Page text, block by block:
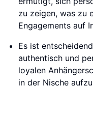
zu zeigen, was zu
Engagements auf
Es ist
authentisch und
loyalen
in der Nische